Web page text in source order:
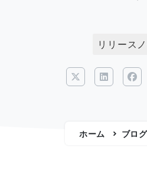
リリース
ホーム ブログ